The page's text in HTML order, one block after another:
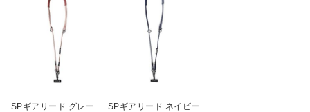
SPギアリード グレー SPギアリード ネイビー